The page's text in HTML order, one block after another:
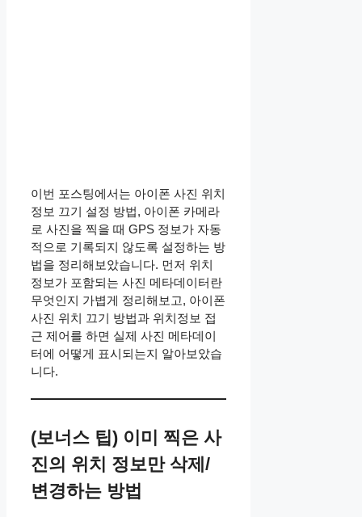
이번 포스팅에서는 아이폰 사진 위치
정보 끄기 설정 방법, 아이폰 카메라
로 사진을 찍을 때 GPS 정보가 자동
적으로 기록되지 않도록 설정하는 방
법을 정리해보았습니다. 먼저 위치
정보가 포함되는 사진 메타데이터란
무엇인지 가볍게 정리해보고, 아이폰
사진 위치 끄기 방법과 위치정보 접
근 제어를 하면 실제 사진 메타데이
터에 어떻게 표시되는지 알아보았습
니다.
(보너스 팁) 이미 찍은 사
진의 위치 정보만 삭제/
변경하는 방법